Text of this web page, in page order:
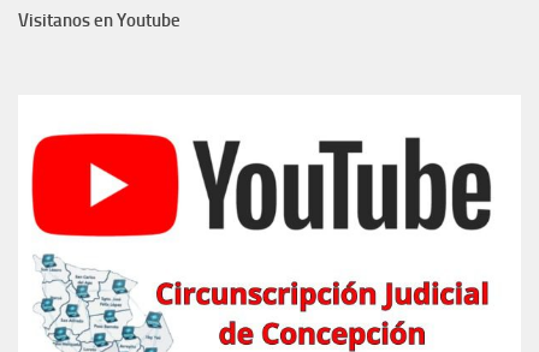
Visitanos en Youtube